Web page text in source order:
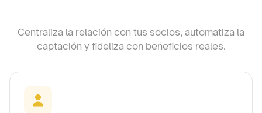
Centraliza la relación con tus socios, automatiza la
captación y fideliza con beneficios reales.